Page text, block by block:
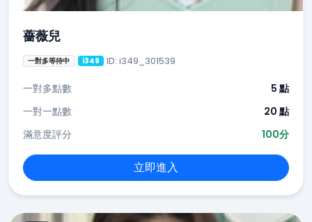
薔薇兒
一對多等待中 i349 ID: i349_301539
一對多點數
5 點
一對一點數
20 點
滿意度評分
100分
立即進入